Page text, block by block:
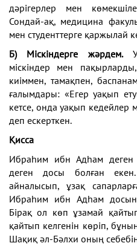
дәрігерлер мен
Сондай-ақ, медицина
мен студенттерге қаржылай
Б) Міскіндерге жәрдем.
міскіндер мен
киіммен, тамақпен,
ғалымдары: «Егер уақып
кетсе, онда уақып кедейлер
деп ескерткен.
Қисса
Ибраһим ибн Адһам
деген досы болған екен.
айналысып, ұзақ
Ибраһим ибн Адһам
Бірақ ол көп ұзамай
қайтып келгенін көріп,
Шақиқ әл-Бәлхи оның